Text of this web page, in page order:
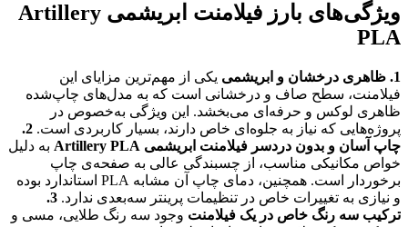
ویژگی‌های بارز فیلامنت ابریشمی Artillery
PLA
1. ظاهری درخشان و ابریشمی
یکی از مهم‌ترین مزایای این
فیلامنت، سطح صاف و درخشانی است که به مدل‌های چاپ‌شده
ظاهری لوکس و حرفه‌ای می‌بخشد. این ویژگی به‌خصوص در
پروژه‌هایی که نیاز به جلوه‌ای خاص دارند، بسیار کاربردی است.
2.
چاپ آسان و بدون دردسر فیلامنت ابریشمی Artillery PLA
به دلیل
خواص مکانیکی مناسب، از چسبندگی عالی به صفحه‌ی چاپ
برخوردار است. همچنین، دمای چاپ آن مشابه PLA استاندارد بوده
و نیازی به تغییرات خاص در تنظیمات پرینتر سه‌بعدی ندارد.
3.
ترکیب سه رنگ خاص در یک فیلامنت وجود سه رنگ طلایی، مسی و